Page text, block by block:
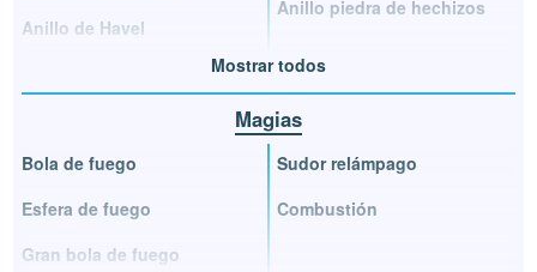
Anillo de Havel
Anillo piedra de hechizos
Mostrar todos
Magias
Bola de fuego
Esfera de fuego
Gran bola de fuego
Sudor relámpago
Combustión